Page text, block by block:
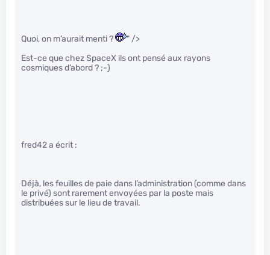
Quoi, on m’aurait menti ?
" />
Est-ce que chez SpaceX ils ont pensé aux rayons
cosmiques d’abord ? ;-)
fred42 a écrit :
Déjà, les feuilles de paie dans l’administration (comme dans
le privé) sont rarement envoyées par la poste mais
distribuées sur le lieu de travail.